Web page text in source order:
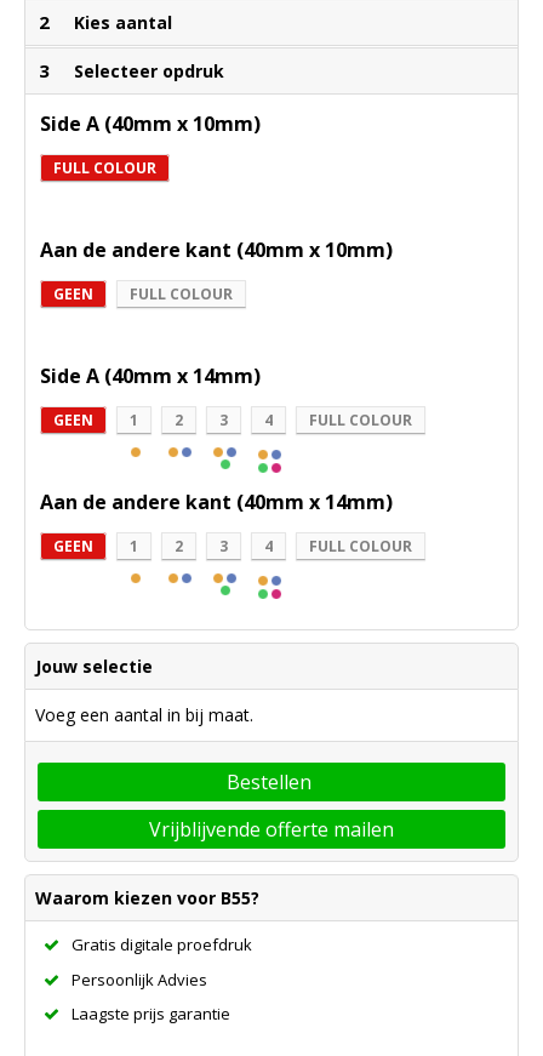
2 Kies aantal
3 Selecteer opdruk
Side A (40mm x 10mm)
FULL COLOUR
Aan de andere kant (40mm x 10mm)
GEEN FULL COLOUR
Side A (40mm x 14mm)
GEEN 1 2 3 4 FULL COLOUR
Aan de andere kant (40mm x 14mm)
GEEN 1 2 3 4 FULL COLOUR
Jouw selectie
Voeg een aantal in bij maat.
Bestellen
Vrijblijvende offerte mailen
Waarom kiezen voor B55?
Gratis digitale proefdruk
Persoonlijk Advies
Laagste prijs garantie